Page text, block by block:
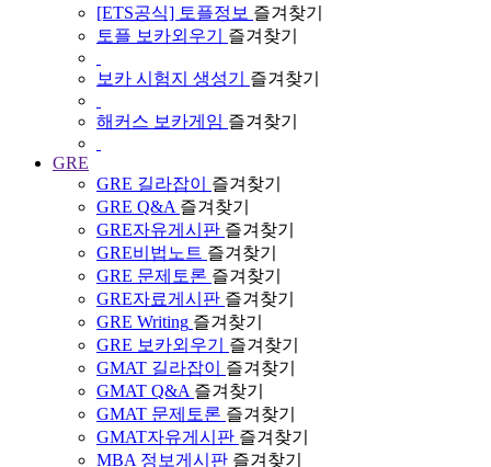
[ETS공식] 토플정보 즐겨찾기
토플 보카외우기
즐겨찾기
보카 시험지 생성기 즐겨찾기
해커스 보카게임 즐겨찾기
GRE
GRE 길라잡이
즐겨찾기
GRE Q&A 즐겨찾기
GRE자유게시판 즐겨찾기
GRE비법노트 즐겨찾기
GRE 문제토론 즐겨찾기
GRE자료게시판 즐겨찾기
GRE Writing 즐겨찾기
GRE 보카외우기
즐겨찾기
GMAT 길라잡이
즐겨찾기
GMAT Q&A 즐겨찾기
GMAT 문제토론 즐겨찾기
GMAT자유게시판 즐겨찾기
MBA 정보게시판 즐겨찾기